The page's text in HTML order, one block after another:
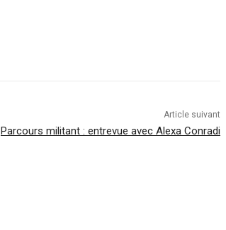
Article suivant
Parcours militant : entrevue avec Alexa Conradi